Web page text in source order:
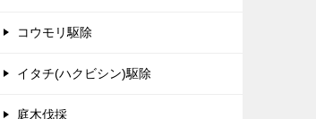
コウモリ駆除
イタチ(ハクビシン)駆除
庭木伐採